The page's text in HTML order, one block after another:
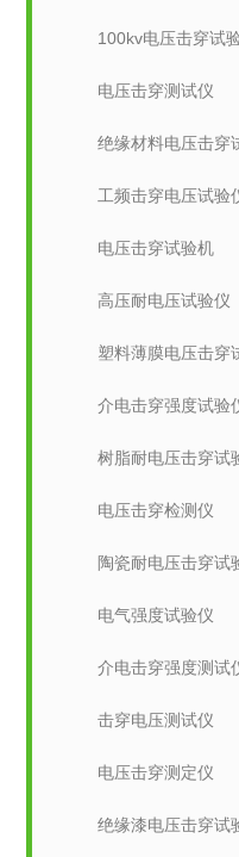
100kv电压击穿试
电压击穿测试仪
绝缘材料电压击穿
工频击穿电压试验
电压击穿试验机
高压耐电压试验仪
塑料薄膜电压击穿
介电击穿强度试验
树脂耐电压击穿试
电压击穿检测仪
陶瓷耐电压击穿试
电气强度试验仪
介电击穿强度测试
击穿电压测试仪
电压击穿测定仪
绝缘漆电压击穿试